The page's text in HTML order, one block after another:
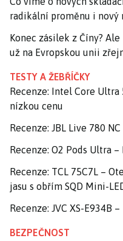
radikální proměnu i nový
Konec zásilek z Číny?
už na Evropskou unii
TESTY A ŽEBŘÍČKY
Recenze: Intel Core Ultra
nízkou cenu
Recenze: JBL Live 780
Recenze: O2 Pods Ultra
Recenze: TCL 75C7L –
jasu s obřím SQD Mini-
Recenze: JVC XS-E934B
BEZPEČNOST